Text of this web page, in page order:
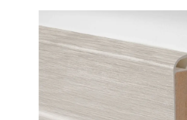
hvězdiček.